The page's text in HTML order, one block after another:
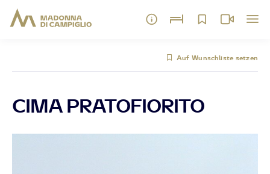
Auf Wunschliste setzen
CIMA PRATOFIORITO